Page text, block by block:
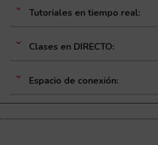
Tutoriales en tiempo real:
Clases en DIRECTO:
Espacio de conexión: